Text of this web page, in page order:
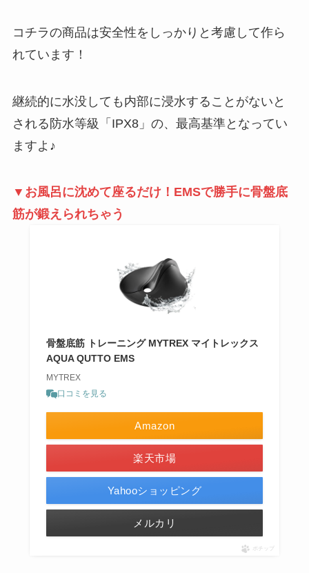
コチラの商品は安全性をしっかりと考慮して作ら
れています！
継続的に水没しても内部に浸水することがないと
される防水等級「IPX8」の、最高基準となってい
ますよ♪
▼お風呂に沈めて座るだけ！EMSで勝手に骨盤底
筋が鍛えられちゃう
骨盤底筋 トレーニング MYTREX マイトレックス
AQUA QUTTO EMS
MYTREX
口コミを見る
Amazon
楽天市場
Yahooショッピング
メルカリ
ポチップ